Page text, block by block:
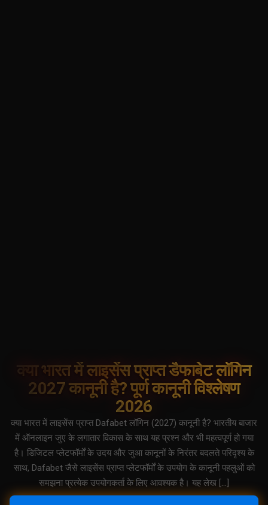
क्या भारत में लाइसेंस प्राप्त डैफाबेट लॉगिन
2027 कानूनी है? पूर्ण कानूनी विश्लेषण
2026
क्या भारत में लाइसेंस प्राप्त Dafabet लॉगिन (2027) कानूनी है? भारतीय बाजार
में ऑनलाइन जुए के लगातार विकास के साथ यह प्रश्न और भी महत्वपूर्ण हो गया
है। डिजिटल प्लेटफॉर्मों के उदय और जुआ कानूनों के निरंतर बदलते परिदृश्य के
साथ, Dafabet जैसे लाइसेंस प्राप्त प्लेटफॉर्मों के उपयोग के कानूनी पहलुओं को
समझना प्रत्येक उपयोगकर्ता के लिए आवश्यक है। यह लेख […]